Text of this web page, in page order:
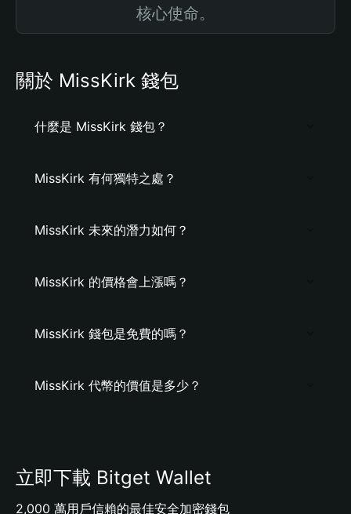
核心使命。
關於 MissKirk 錢包
什麼是 MissKirk 錢包？
MissKirk 有何獨特之處？
MissKirk 未來的潛力如何？
MissKirk 的價格會上漲嗎？
MissKirk 錢包是免費的嗎？
MissKirk 代幣的價值是多少？
立即下載 Bitget Wallet
2,000 萬用戶信賴的最佳安全加密錢包